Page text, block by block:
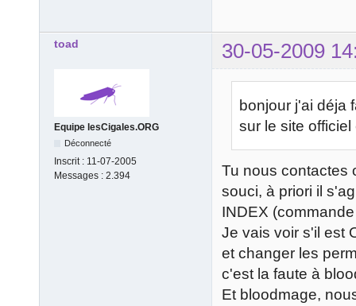
toad 30-05-2009
Equipe lesCigales.ORG
Déconnecté
Inscrit : 11-07-2005
Messages : 2.394
bonjour j'ai déja
sur le site
Tu nous contactes
souci, à priori il
INDEX
Je vais voir s'il est
et changer les
c'est la faute à
Et bloodmage,